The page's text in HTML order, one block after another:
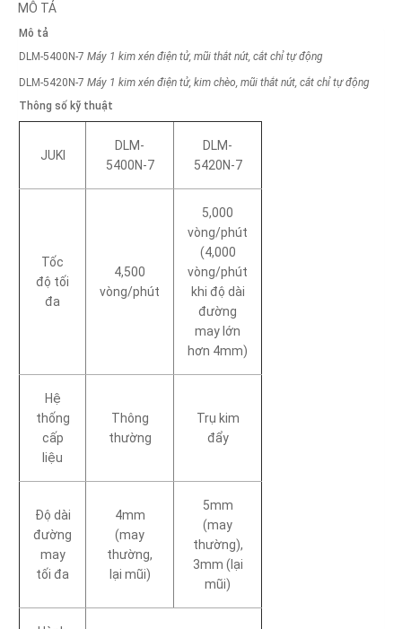
MÔ TẢ
Mô tả
DLM-5400N-7 Máy 1 kim xén điện tử, mũi thắt nút, cắt chỉ tự động
DLM-5420N-7 Máy 1 kim xén điện tử, kim chèo, mũi thắt nút, cắt chỉ tự động
Thông số kỹ thuật
JUKI
DLM-
5400N-7
DLM-
5420N-7
Tốc
độ tối
đa
4,500
vòng/phút
5,000
vòng/phút
(4,000
vòng/phút
khi độ dài
đường
may lớn
hơn 4mm)
Hệ
thống
cấp
liệu
Thông
thường
Trụ kim
đẩy
Độ dài
đường
may
tối đa
4mm
(may
thường,
lại mũi)
5mm
(may
thường),
3mm (lại
mũi)